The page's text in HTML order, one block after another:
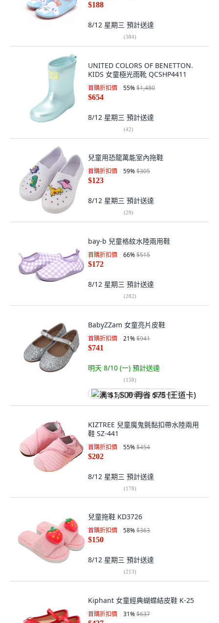
$188
8/12 星期三 預計送達
(384)
UNITED COLORS OF BENETTON.
KIDS 女童極光雨靴 QCSHP4411
首購折扣價 55%$1,480
$654
8/12 星期三 預計送達
(42)
兒童用恐龍萬能室內拖鞋
首購折扣價 59%$305
$123
8/12 星期三 預計送達
(29)
bay-b 兒童格紋水陸兩用鞋
首購折扣價 66%$515
$172
8/12 星期三 預計送達
(282)
BabyZZam 女童亮片皮鞋
首購折扣價 21%$941
$741
明天 8/10 (一) 預計送達
(158)
满 $1,500 再省 $75 (王道卡)
KIZTREE 兒童魔鬼氈黏扣帶水陸兩用
鞋 SZ-441
首購折扣價 55%$454
$202
8/12 星期三 預計送達
(178)
兒童拖鞋 KD3726
首購折扣價 58%$363
$150
8/12 星期三 預計送達
(213)
Kiphant 女童經典蝴蝶結皮鞋 K-25
首購折扣價 31%$637